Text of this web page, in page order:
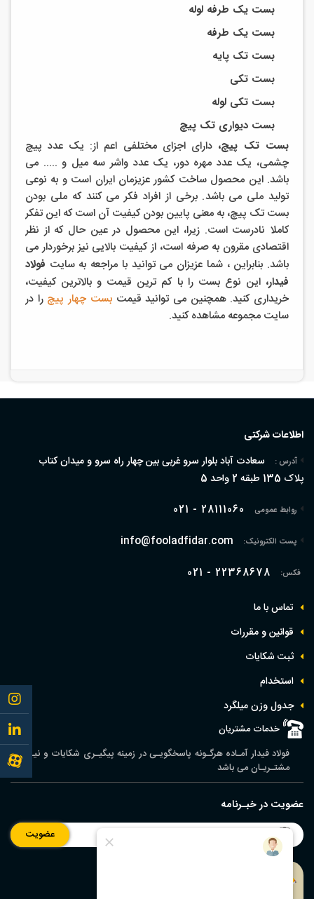
بست یک طرفه لوله
بست یک طرفه
بست تک پایه
بست تکی
بست تکی لوله
بست دیواری تک پیچ
بست تک پیچ، دارای اجزای مختلفی اعم از: یک عدد پیچ
چشمی، یک عدد مهره دور، یک عدد واشر سه میل و ..... می
باشد. این محصول ساخت کشور عزیزمان ایران است و به نوعی
تولید ملی می باشد. برخی از افراد فکر می کنند که ملی بودن
بست تک پیچ، به معنی پایین بودن کیفیت آن است که این تفکر
کاملا نادرست است. زیرا، این محصول در عین حال که از نظر
اقتصادی مقرون به صرفه است، از کیفیت بالایی نیز برخوردار می
باشد. بنابراین ، شما عزیزان می توانید با مراجعه به سایت فولاد
فیدار، این نوع بست را با کم ترین قیمت و بالاترین کیفیت،
خریداری کنید. همچنین می توانید قیمتبست چهار پیچ را در
سایت مجموعه مشاهده کنید.
اطلاعات شرکتی
آدرس :
سعادت آباد بلوار سرو غربی بین چهار راه سرو و میدان کتاب
پلاک 135 طبقه 2 واحد 5
روابط عمومی 021 - 28111060
پست الکترونیک: info@fooladfidar.com
فکس: 021 - 22368678
تماس با ما
قوانین و مقررات
ثبت شکایات
استخدام
جدول وزن ميلگرد
خدمات مشتریان
فولاد فیدار آمـاده هرگـونه پاسخگویـی در زمینه پیگیـری شکایات و نیـاز
مشتـریـان می باشد
عضویت در خبـرنامه
عضویت
Follow
me to
instagram
Follow
me to
linkedin
Follow
me to